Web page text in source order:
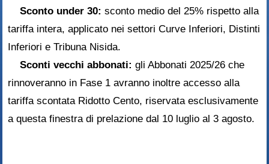
Sconto under 30:sconto medio del 25% rispetto alla
tariffa intera, applicato nei settori Curve Inferiori, Distinti
Inferiori e Tribuna Nisida.
Sconti vecchi abbonati:gli Abbonati 2025/26 che
rinnoveranno in Fase 1 avranno inoltre accesso alla
tariffa scontata Ridotto Cento, riservata esclusivamente
a questa finestra di prelazione dal 10 luglio al 3 agosto.